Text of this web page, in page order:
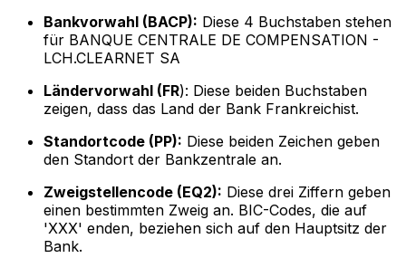
Bankvorwahl (BACP): Diese 4 Buchstaben stehen
für BANQUE CENTRALE DE COMPENSATION -
LCH.CLEARNET SA
Ländervorwahl (FR): Diese beiden Buchstaben
zeigen, dass das Land der Bank Frankreichist.
Standortcode (PP): Diese beiden Zeichen geben
den Standort der Bankzentrale an.
Zweigstellencode (EQ2): Diese drei Ziffern geben
einen bestimmten Zweig an. BIC-Codes, die auf
'XXX' enden, beziehen sich auf den Hauptsitz der
Bank.